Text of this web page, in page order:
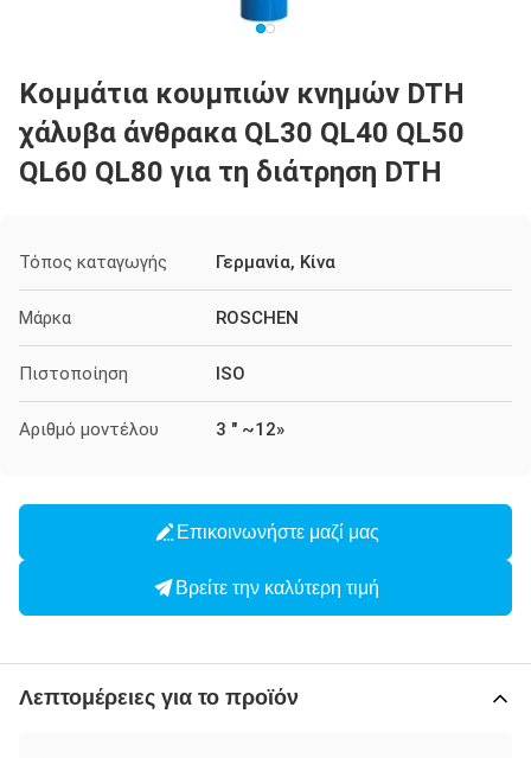
Κομμάτια κουμπιών κνημών DTH
χάλυβα άνθρακα QL30 QL40 QL50
QL60 QL80 για τη διάτρηση DTH
Τόπος καταγωγής Γερμανία, Κίνα
Μάρκα ROSCHEN
Πιστοποίηση ISO
Αριθμό μοντέλου 3 " ~12»
Επικοινωνήστε μαζί μας
Βρείτε την καλύτερη τιμή
Λεπτομέρειες για το προϊόν